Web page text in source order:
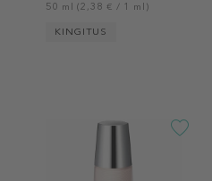
50 ml (2,38 € / 1 ml)
KINGITUS